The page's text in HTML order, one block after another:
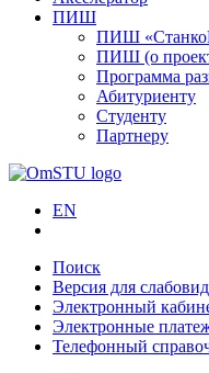
ПИШ
ПИШ
ПИШ (о
Программа
Абитуриенту
Студенту
Партнеру
EN
Поиск
Версия для
Электронный
Электронные
Телефонный